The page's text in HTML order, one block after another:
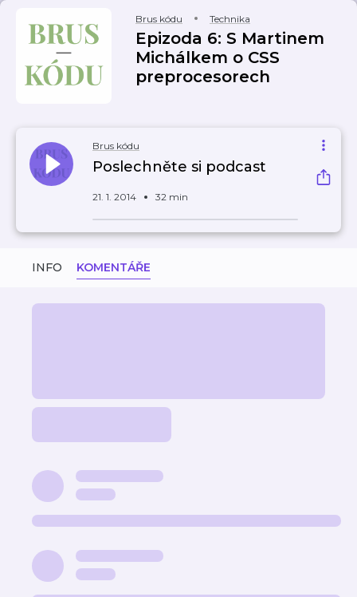
Brus kódu Technika
Epizoda 6: S Martinem
Michálkem o CSS
preprocesorech
Brus kódu
Poslechněte si podcast
21. 1. 2014 32 min
INFO KOMENTÁŘE